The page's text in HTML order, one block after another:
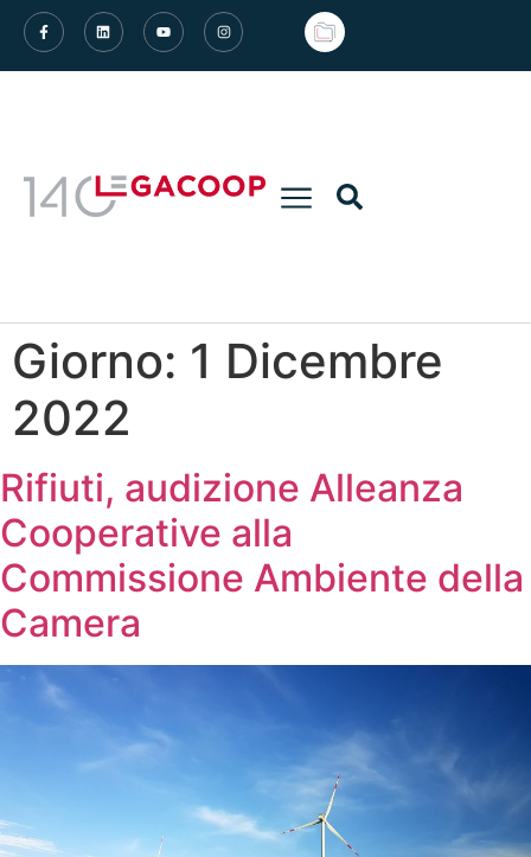
Giorno: 1 Dicembre
2022
Rifiuti, audizione Alleanza
Cooperative alla
Commissione Ambiente della
Camera